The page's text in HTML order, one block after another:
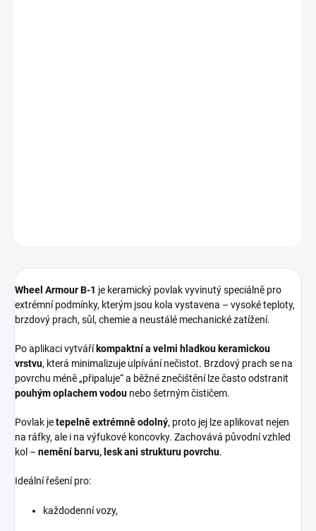
Wheel Armour B-1 je keramický povlak vyvinutý speciálně pro
extrémní podmínky, kterým jsou kola vystavena – vysoké teploty,
brzdový prach, sůl, chemie a neustálé mechanické zatížení.
Po aplikaci vytváří kompaktní a velmi hladkou keramickou
vrstvu, která minimalizuje ulpívání nečistot. Brzdový prach se na
povrchu méně „připaluje“ a běžné znečištění lze často odstranit
pouhým oplachem vodou nebo šetrným čističem.
Povlak jetepelně extrémně odolný, proto jej lze aplikovat nejen
na ráfky, ale i na výfukové koncovky. Zachovává původní vzhled
kol – nemění barvu, lesk ani strukturu povrchu.
Ideální řešení pro:
každodenní vozy,